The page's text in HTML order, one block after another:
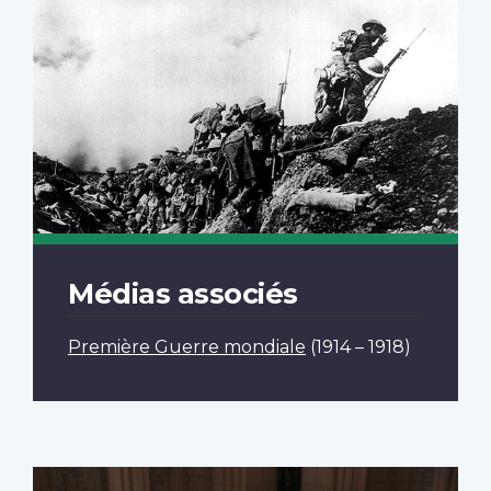
Médias associés
Première Guerre mondiale (1914 – 1918)